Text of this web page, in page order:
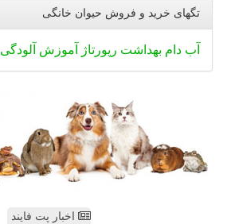
تگهای خرید و فروش حیوان خانگی
آب دام بهداشت رپورتاژ آموزش آلودگی
اخبار پت فایند